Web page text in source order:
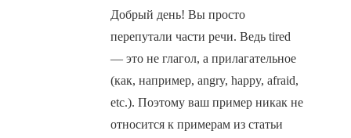
Добрый день! Вы просто
перепутали части речи. Ведь tired
— это не глагол, а прилагательное
(как, например, angry, happy, afraid,
etc.). Поэтому ваш пример никак не
относится к примерам из статьи